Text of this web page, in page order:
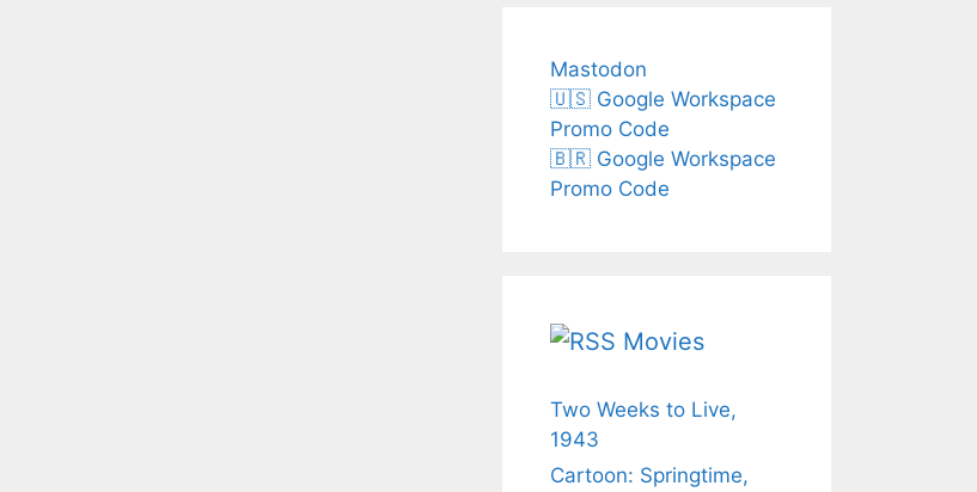
Mastodon
🇺🇸 Google Workspace
Promo Code
🇧🇷 Google Workspace
Promo Code
Movies
Two Weeks to Live,
1943
Cartoon: Springtime,